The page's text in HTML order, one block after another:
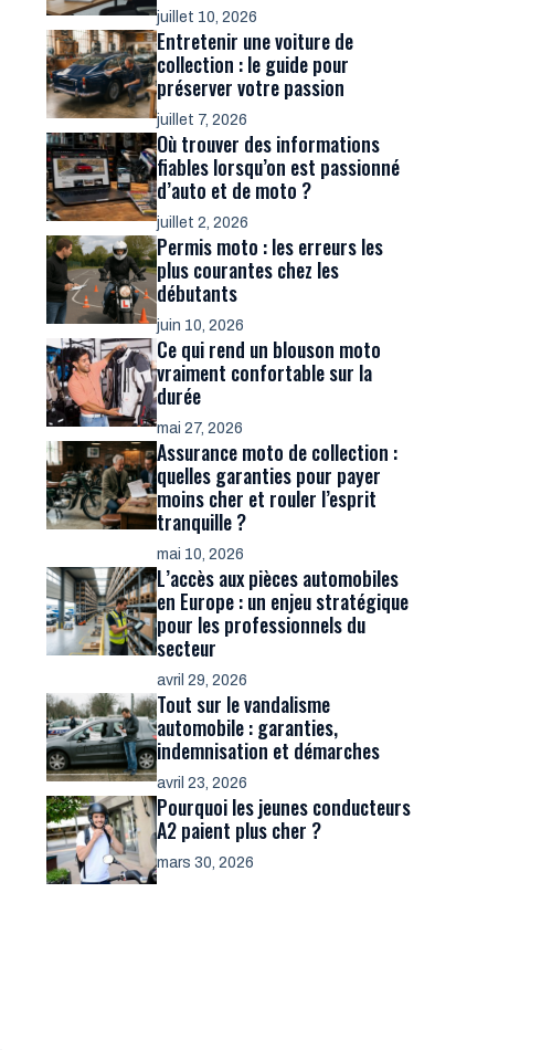
juillet 10, 2026
Entretenir une voiture de
collection : le guide pour
préserver votre passion
juillet 7, 2026
Où trouver des informations
fiables lorsqu’on est passionné
d’auto et de moto ?
juillet 2, 2026
Permis moto : les erreurs les
plus courantes chez les
débutants
juin 10, 2026
Ce qui rend un blouson moto
vraiment confortable sur la
durée
mai 27, 2026
Assurance moto de collection :
quelles garanties pour payer
moins cher et rouler l’esprit
tranquille ?
mai 10, 2026
L’accès aux pièces automobiles
en Europe : un enjeu stratégique
pour les professionnels du
secteur
avril 29, 2026
Tout sur le vandalisme
automobile : garanties,
indemnisation et démarches
avril 23, 2026
Pourquoi les jeunes conducteurs
A2 paient plus cher ?
mars 30, 2026